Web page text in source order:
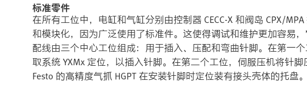
标准零件
在所有工位中，电缸和气缸分别由控制器 CECC-X 和阀岛 CPX/
和模块化，因为广泛使用了标准件。这使得调试和维护更加容易
配线由三个中心工位组成：用于插入、压配和弯曲针脚。在第一
取系统 YXMx 定位，以插入针脚。在第二个工位，伺服压机将针脚
Festo 的高精度气抓 HGPT 在安装针脚时定位装有接头壳体的托盘。